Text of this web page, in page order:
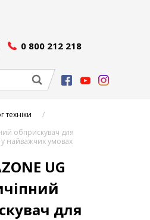
0 800 212 218
техніки
обприскувач для
у найважчих умовах
UG
для